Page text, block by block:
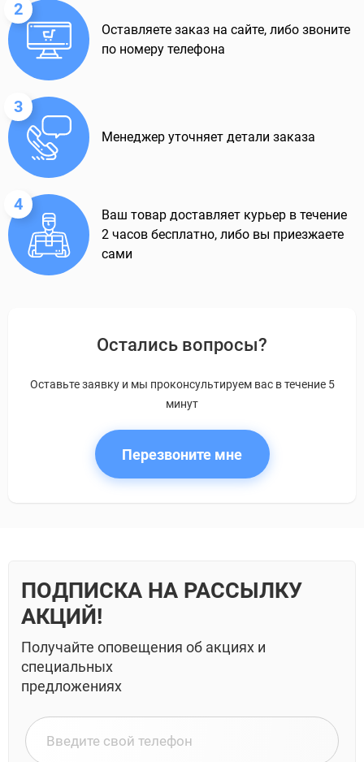
2
Оставляете заказ на сайте, либо звоните
по номеру телефона
3
Менеджер уточняет детали заказа
4
Ваш товар доставляет курьер в течение
2 часов бесплатно, либо вы приезжаете
сами
Остались вопросы?
Оставьте заявку и мы проконсультируем вас в течение 5
минут
Перезвоните мне
ПОДПИСКА НА РАССЫЛКУ
АКЦИЙ!
Получайте оповещения об акциях и
специальных
предложениях